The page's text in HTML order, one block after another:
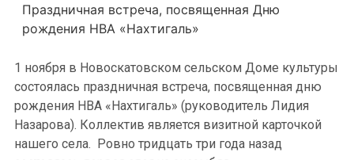
Праздничная встреча, посвященная Дню
рождения НВА «Нахтигаль»
1 ноября в Новоскатовском сельском Доме культуры
состоялась праздничная встреча, посвященная дню
рождения НВА «Нахтигаль» (руководитель Лидия
Назарова). Коллектив является визитной карточкой
нашего села. Ровно тридцать три года назад